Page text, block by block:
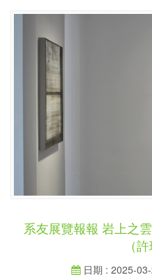
系友展覽報報 岩上之
（
日期 : 2025-